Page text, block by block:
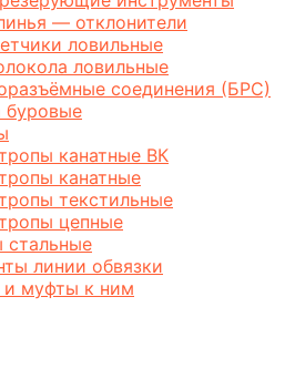
— отклонители
ловильные
ловильные
соединения (БРС)
буровые
канатные ВК
канатные
текстильные
цепные
стальные
линии обвязки
и муфты к ним